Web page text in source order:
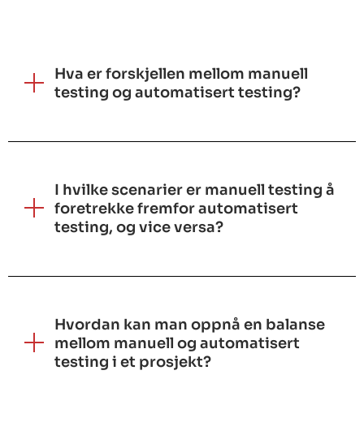
Hva er forskjellen mellom manuell
testing og automatisert testing?
I hvilke scenarier er manuell testing å
foretrekke fremfor automatisert
testing, og vice versa?
Hvordan kan man oppnå en balanse
mellom manuell og automatisert
testing i et prosjekt?